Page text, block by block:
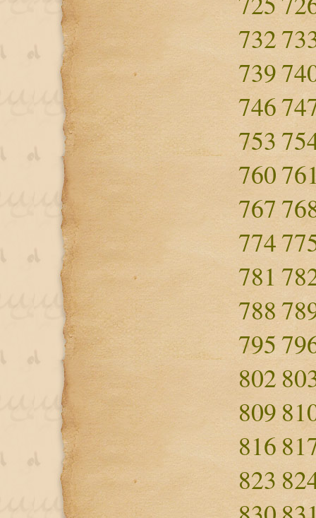
732
739
746
753
760
767
774
781
788
795
802
809
816
823